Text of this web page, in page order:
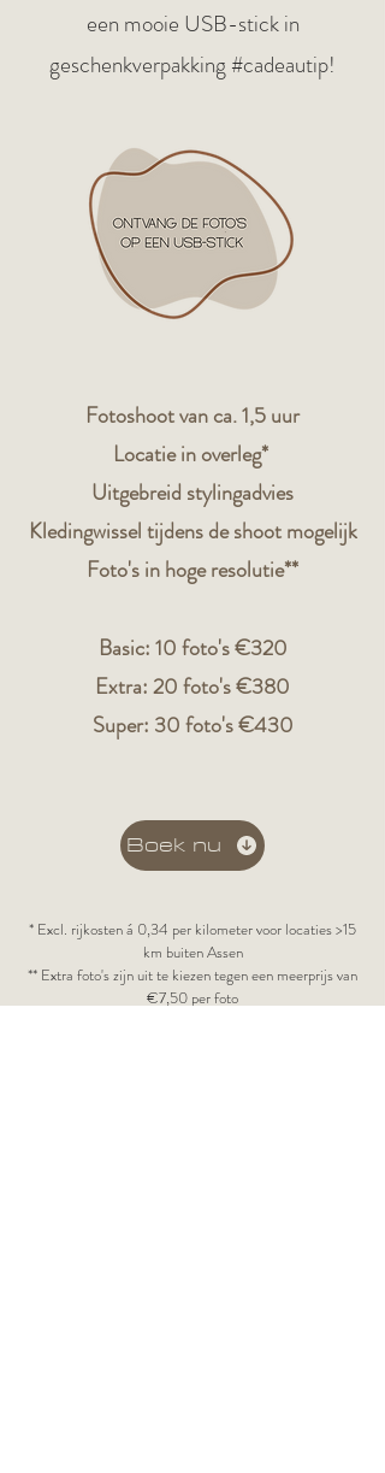
een mooie USB-stick in
geschenkverpakking #cadeautip!
Fotoshoot van ca. 1,5 uur
Locatie in overleg*
Uitgebreid stylingadvies
Kledingwissel tijdens de shoot mogelijk
Foto's in hoge resolutie**
Basic: 10 foto's €320
Extra: 20 foto's €380
Super: 30 foto's €430
Boek nu
* Excl. rijkosten á 0,34 per kilometer voor locaties >15
km buiten Assen
** Extra foto's zijn uit te kiezen tegen een meerprijs van
€7,50 per foto